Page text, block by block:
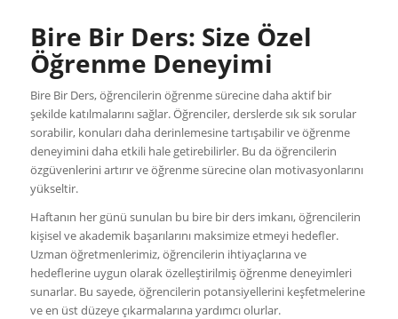
Bire Bir Ders: Size Özel
Öğrenme Deneyimi
Bire Bir Ders, öğrencilerin öğrenme sürecine daha aktif bir
şekilde katılmalarını sağlar. Öğrenciler, derslerde sık sık sorular
sorabilir, konuları daha derinlemesine tartışabilir ve öğrenme
deneyimini daha etkili hale getirebilirler. Bu da öğrencilerin
özgüvenlerini artırır ve öğrenme sürecine olan motivasyonlarını
yükseltir.
Haftanın her günü sunulan bu bire bir ders imkanı, öğrencilerin
kişisel ve akademik başarılarını maksimize etmeyi hedefler.
Uzman öğretmenlerimiz, öğrencilerin ihtiyaçlarına ve
hedeflerine uygun olarak özelleştirilmiş öğrenme deneyimleri
sunarlar. Bu sayede, öğrencilerin potansiyellerini keşfetmelerine
ve en üst düzeye çıkarmalarına yardımcı olurlar.